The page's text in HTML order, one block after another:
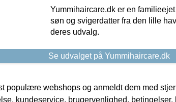
Yummihaircare.dk er en
søn og svigerdatter fra den lille
deres udvalg.
Se udvalget på Yummihaircare.dk
populære webshops og anmeldt dem med
kundeservice, brugervenlighed, betingelser,